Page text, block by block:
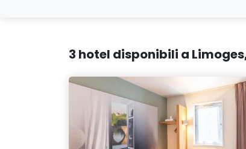
3 hotel disponibili a